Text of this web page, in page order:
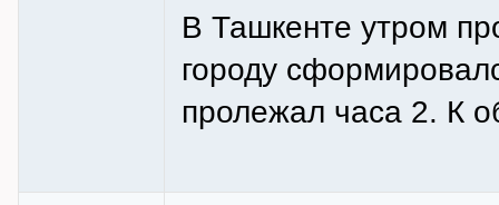
В Ташкенте утром
городу
пролежал часа 2. К